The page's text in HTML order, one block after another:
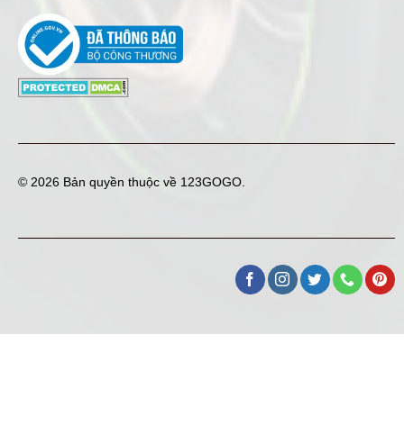
© 2026 Bản quyền thuộc về 123GOGO